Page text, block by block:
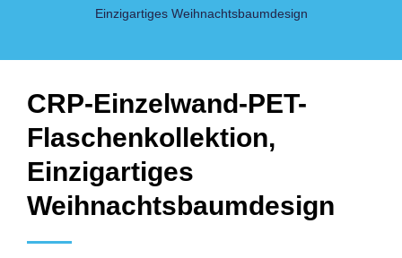
| ANPASSBARER
COSJAR
Einzigartiges Weihnachtsbaumdesign
CRP-Einzelwand-PET-
Flaschenkollektion,
Einzigartiges
Weihnachtsbaumdesign